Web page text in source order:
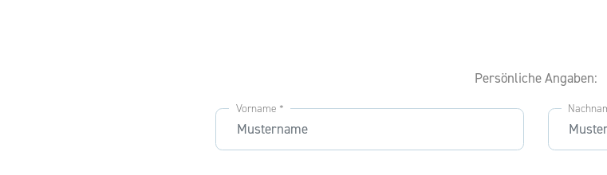
Persönliche Angaben:
Vorname *